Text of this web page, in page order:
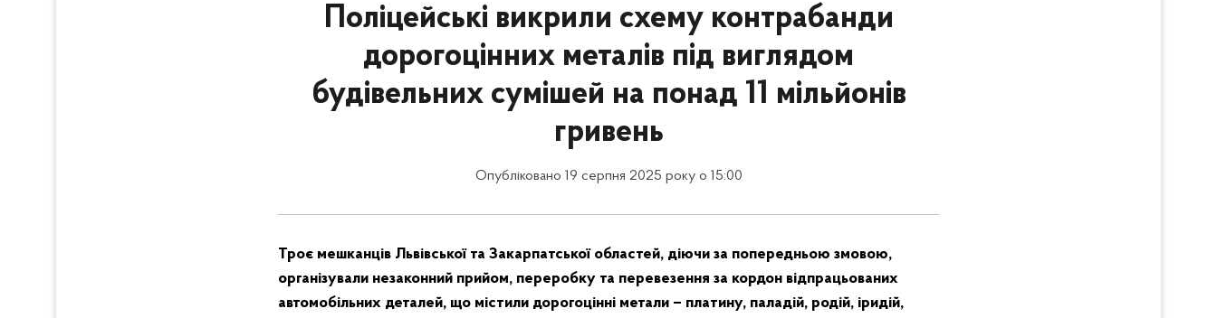
Поліцейські викрили схему контрабанди
дорогоцінних металів під виглядом
будівельних сумішей на понад 11 мільйонів
гривень
Опубліковано 19 серпня 2025 року о 15:00
Троє мешканців Львівської та Закарпатської областей, діючи за попередньою змовою,
організували незаконний прийом, переробку та перевезення за кордон відпрацьованих
автомобільних деталей, що містили дорогоцінні метали – платину, паладій, родій, іридій,